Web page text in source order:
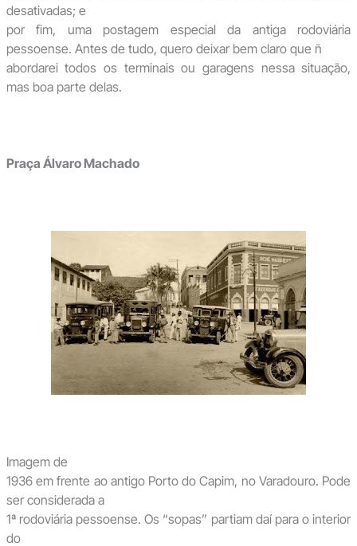
desativadas; e
por fim, uma postagem especial da antiga rodoviária
pessoense. Antes de tudo, quero deixar bem claro que ñ
abordarei todos os terminais ou garagens nessa situação,
mas boa parte delas.
Praça Álvaro Machado
Imagem de
1936 em frente ao antigo Porto do Capim, no Varadouro. Pode
ser considerada a
1ª rodoviária pessoense. Os “sopas” partiam daí para o interior
do